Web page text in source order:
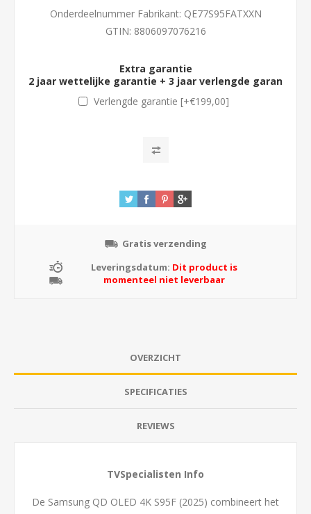
Onderdeelnummer Fabrikant: QE77S95FATXXN
GTIN: 8806097076216
Extra garantie
2 jaar wettelijke garantie + 3 jaar verlengde garantie (
Verlengde garantie [+€199,00]
Gratis verzending
Leveringsdatum: Dit product is
momenteel niet leverbaar
OVERZICHT
SPECIFICATIES
REVIEWS
TVSpecialisten Info
De Samsung QD OLED 4K S95F (2025) combineert het